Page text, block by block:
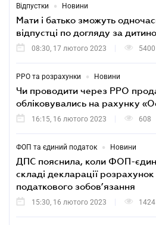
Відпустки • Новини
Мати і батько зможуть
відпустці по догляду за
08:30, 17 лютого 2023 5400
РРО та розрахунки • Новини
Чи проводити через РРО
обліковувались на рахунку
16:15, 16 лютого 2023 608
ФОП та єдиний податок • Новини
ДПС пояснила, коли ФОП-
складі декларації розрахунок
податкового зобов’язання
15:30, 16 лютого 2023 1424